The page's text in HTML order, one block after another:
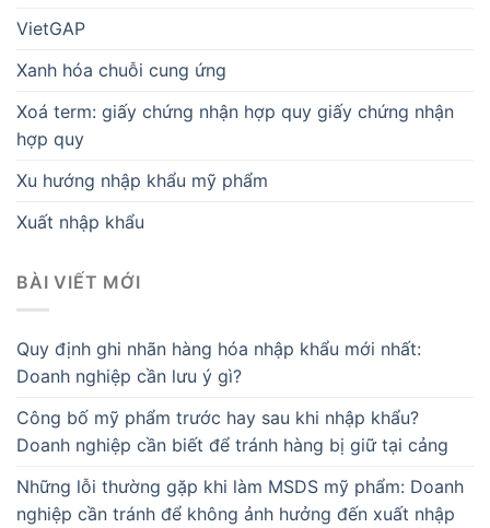
VietGAP
Xanh hóa chuỗi cung ứng
Xoá term: giấy chứng nhận hợp quy giấy chứng nhận
hợp quy
Xu hướng nhập khẩu mỹ phẩm
Xuất nhập khẩu
BÀI VIẾT MỚI
Quy định ghi nhãn hàng hóa nhập khẩu mới nhất:
Doanh nghiệp cần lưu ý gì?
Công bố mỹ phẩm trước hay sau khi nhập khẩu?
Doanh nghiệp cần biết để tránh hàng bị giữ tại cảng
Những lỗi thường gặp khi làm MSDS mỹ phẩm: Doanh
nghiệp cần tránh để không ảnh hưởng đến xuất nhập